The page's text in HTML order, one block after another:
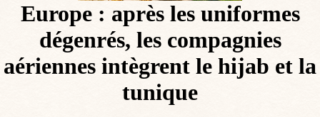
Europe : après les uniformes
dégenrés, les compagnies
aériennes intègrent le hijab et la
tunique